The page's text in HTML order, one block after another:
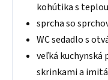
kohútika s
sprcha so
WC sedadlo s
veľká kuchynská
skrinkami a